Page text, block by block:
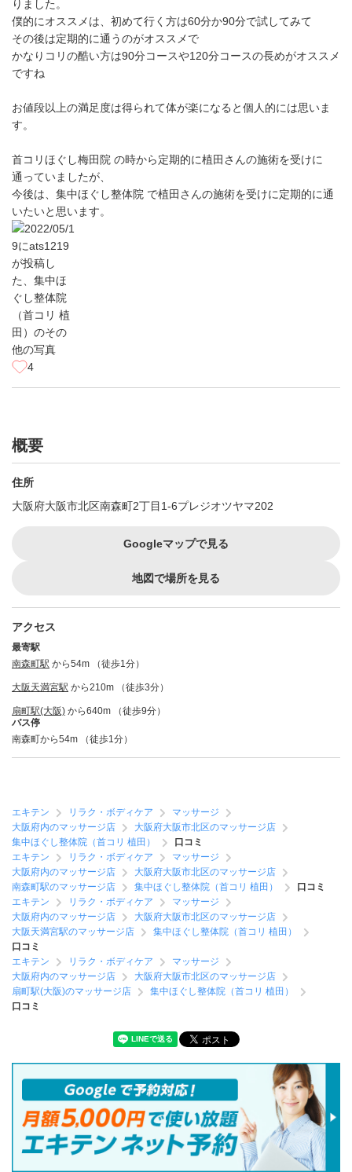
りました。
僕的にオススメは、初めて行く方は60分か90分で試してみて
その後は定期的に通うのがオススメで
かなりコリの酷い方は90分コースや120分コースの長めがオススメ
ですね
お値段以上の満足度は得られて体が楽になると個人的には思いま
す。
首コリほぐし梅田院 の時から定期的に植田さんの施術を受けに
通っていましたが、
今後は、集中ほぐし整体院 で植田さんの施術を受けに定期的に通
いたいと思います。
4
概要
住所
大阪府大阪市北区南森町2丁目1-6プレジオツヤマ202
Googleマップで見る
地図で場所を見る
アクセス
最寄駅
南森町駅 から54m （徒歩1分）
大阪天満宮駅 から210m （徒歩3分）
扇町駅(大阪) から640m （徒歩9分）
バス停
南森町から54m （徒歩1分）
エキテン リラク・ボディケア
マッサージ
大阪府内のマッサージ店
大阪府大阪市北区のマッサージ店
集中ほぐし整体院（首コリ 植田）
口コミ
エキテン
リラク・ボディケア
マッサージ
大阪府内のマッサージ店
大阪府大阪市北区のマッサージ店
南森町駅のマッサージ店
集中ほぐし整体院（首コリ 植田）
口コミ
エキテン
リラク・ボディケア
マッサージ
大阪府内のマッサージ店
大阪府大阪市北区のマッサージ店
大阪天満宮駅のマッサージ店
集中ほぐし整体院（首コリ 植田）
口コミ
エキテン
リラク・ボディケア
マッサージ
大阪府内のマッサージ店
大阪府大阪市北区のマッサージ店
扇町駅(大阪)のマッサージ店
集中ほぐし整体院（首コリ 植田）
口コミ